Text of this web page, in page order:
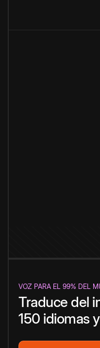
VOZ PARA EL 99% DEL
Traduce del
150 idiomas